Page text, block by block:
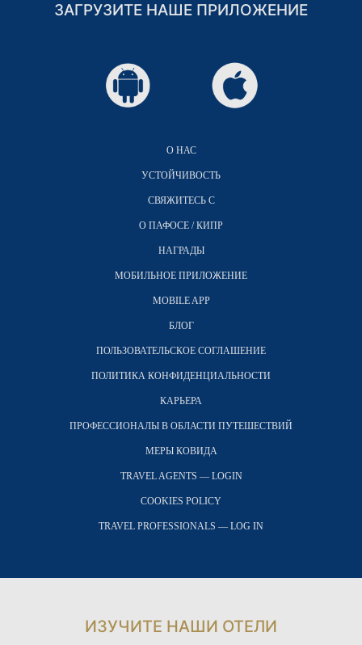
ЗАГРУЗИТЕ НАШЕ ПРИЛОЖЕНИЕ
О НАС
УСТОЙЧИВОСТЬ
СВЯЖИТЕСЬ С
О ПАФОСЕ / КИПР
НАГРАДЫ
МОБИЛЬНОЕ ПРИЛОЖЕНИЕ
MOBILE APP
БЛОГ
ПОЛЬЗОВАТЕЛЬСКОЕ СОГЛАШЕНИЕ
ПОЛИТИКА КОНФИДЕНЦИАЛЬНОСТИ
КАРЬЕРА
ПРОФЕССИОНАЛЫ В ОБЛАСТИ ПУТЕШЕСТВИЙ
МЕРЫ КОВИДА
TRAVEL AGENTS — LOGIN
COOKIES POLICY
TRAVEL PROFESSIONALS — LOG IN
ИЗУЧИТЕ НАШИ ОТЕЛИ